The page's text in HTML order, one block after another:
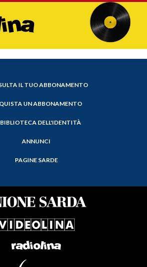
IL TUO ABBONAMENTO
UN ABBONAMENTO
DELL'IDENTITÀ
ANNUNCI
PAGINE SARDE